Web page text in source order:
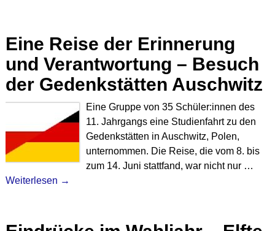
Eine Reise der Erinnerung
und Verantwortung – Besuch
der Gedenkstätten Auschwitz
Eine Gruppe von 35 Schüler:innen des
11. Jahrgangs eine Studienfahrt zu den
Gedenkstätten in Auschwitz, Polen,
unternommen. Die Reise, die vom 8. bis
zum 14. Juni stattfand, war nicht nur …
Weiterlesen →